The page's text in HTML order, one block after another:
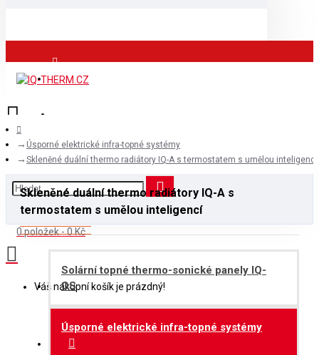
Přihlášení
Menu
0 položek - 0 Kč
Váš nákupní košík je prázdný!
Úsporné elektrické infra-topné systémy
Skleněné duální thermo radiátory IQ-A s termostatem s umělou inteligencí
Skleněné duální thermo radiátory IQ-A s
termostatem s umělou inteligencí
Solární topné thermo-sonické panely IQ-
OS
Úsporné elektrické infra-topné systémy